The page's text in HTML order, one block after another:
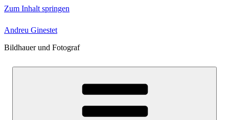
Zum Inhalt springen
Andreu Ginestet
Bildhauer und Fotograf